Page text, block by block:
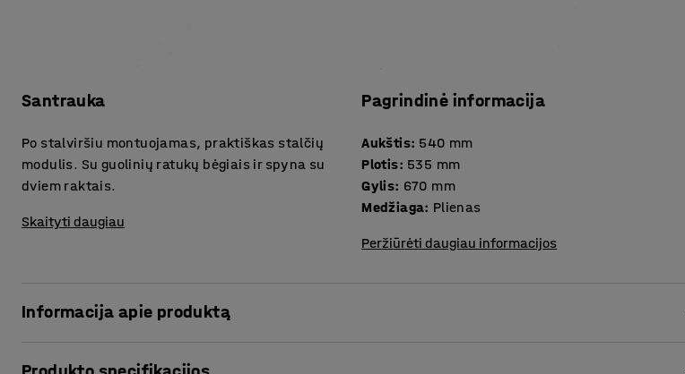
Santrauka
Po stalviršiu montuojamas, praktiškas stalčių
modulis. Su guolinių ratukų bėgiais ir spyna su
dviem raktais.
Skaityti daugiau
Pagrindinė informacija
Aukštis: 540 mm
Plotis: 535 mm
Gylis: 670 mm
Medžiaga: Plienas
Peržiūrėti daugiau informacijos
Informacija apie produktą